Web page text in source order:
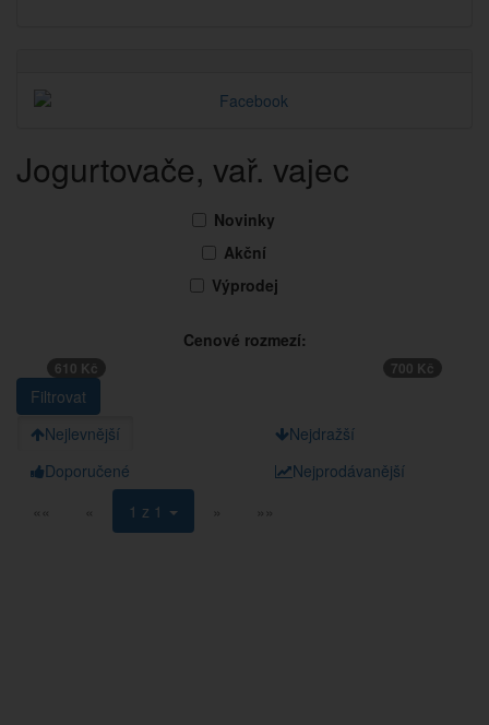
Jogurtovače, vař. vajec
Novinky
Akční
Výprodej
Cenové rozmezí:
610 Kč 700 Kč
Nejlevnější
Nejdražší
Doporučené
Nejprodávanější
««
« 1 z 1 » »»